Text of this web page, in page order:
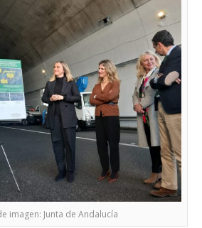
imagen: Junta de Andalucía